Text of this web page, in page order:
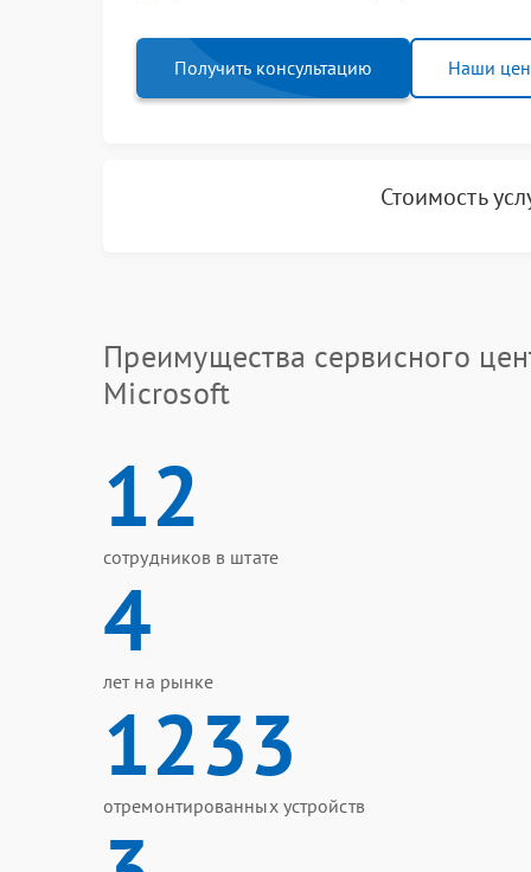
Получить консультацию Наши
Стоимость
Преимущества сервисного
Microsoft
12
сотрудников в штате
4
лет на рынке
1233
отремонтированных устройств